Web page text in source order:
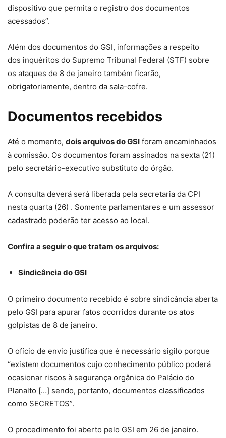
dispositivo que permita o registro dos documentos
acessados”.
Além dos documentos do GSI, informações a respeito
dos inquéritos do Supremo Tribunal Federal (STF) sobre
os ataques de 8 de janeiro também ficarão,
obrigatoriamente, dentro da sala-cofre.
Documentos recebidos
Até o momento, dois arquivos do GSI foram encaminhados
à comissão. Os documentos foram assinados na sexta (21)
pelo secretário-executivo substituto do órgão.
A consulta deverá será liberada pela secretaria da CPI
nesta quarta (26) . Somente parlamentares e um assessor
cadastrado poderão ter acesso ao local.
Confira a seguir o que tratam os arquivos:
Sindicância do GSI
O primeiro documento recebido é sobre sindicância aberta
pelo GSI para apurar fatos ocorridos durante os atos
golpistas de 8 de janeiro.
O ofício de envio justifica que é necessário sigilo porque
“existem documentos cujo conhecimento público poderá
ocasionar riscos à segurança orgânica do Palácio do
Planalto […] sendo, portanto, documentos classificados
como SECRETOS”.
O procedimento foi aberto pelo GSI em 26 de janeiro.